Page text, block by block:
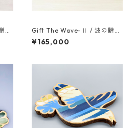
り
Gift The Wave-Ⅱ / 波の贈り
物-Ⅱ
¥165,000